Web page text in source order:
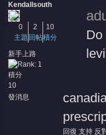
堂
Kendallsouth
0
主題
2
回帖
10
積分
新手上路
積分
10
發消息
Do
回復 支持 反